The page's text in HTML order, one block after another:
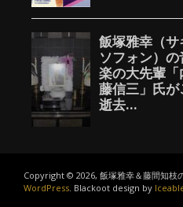
Copyright © 2026, 飯塚雅幸＆藤間知
WordPress . Blackoot design by